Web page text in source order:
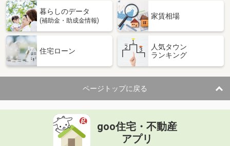
暮らしのデータ
(補助金・助成金情報)
家賃相場
住宅ローン
人気タウン
ランキング
ページトップに戻る
goo住宅・不動産
アプリ